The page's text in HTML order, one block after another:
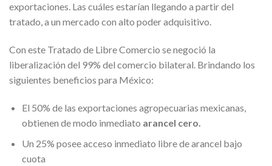
exportaciones. Las cuáles estarían llegando a partir del
tratado, a un mercado con alto poder adquisitivo.
Con este Tratado de Libre Comercio se negoció la
liberalización del 99% del comercio bilateral. Brindando los
siguientes beneficios para México:
El 50% de las exportaciones agropecuarias mexicanas,
obtienen de modo inmediato arancel cero.
Un 25% posee acceso inmediato libre de arancel bajo
cuota